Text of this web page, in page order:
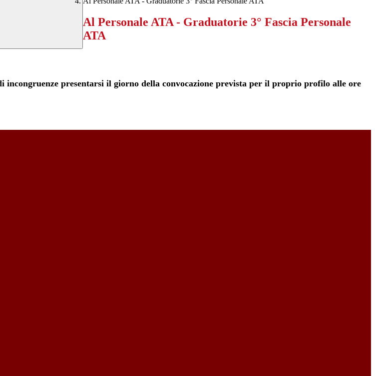
Al Personale ATA - Graduatorie 3° Fascia Personale
ATA
presentarsi il giorno della convocazione prevista per il proprio profilo alle ore